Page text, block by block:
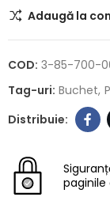
Adaugă la
COD: 3-85-700-
Tag-uri: Buchet
paginile